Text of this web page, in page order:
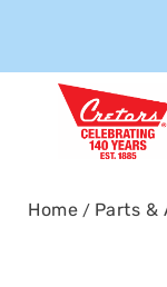
Home / Parts &